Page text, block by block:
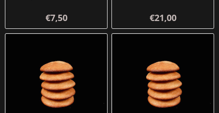
€7,50 €21,00